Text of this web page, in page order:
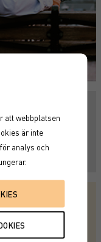
tänka kring
en professionell
att webbplatsen
är inte
analys och